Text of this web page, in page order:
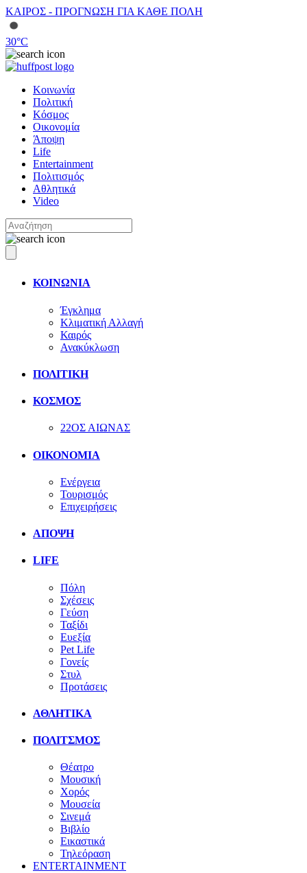
ΚΑΙΡΟΣ - ΠΡΟΓΝΩΣΗ ΓΙΑ ΚΑΘΕ ΠΟΛΗ
30°C
Κοινωνία
Πολιτική
Κόσμος
Οικονομία
Άποψη
Life
Entertainment
Πολιτισμός
Αθλητικά
Video
ΚΟΙΝΩΝΙΑ
Έγκλημα
Κλιματική Αλλαγή
Καιρός
Ανακύκλωση
ΠΟΛΙΤΙΚΗ
ΚΟΣΜΟΣ
22ΟΣ ΑΙΩΝΑΣ
ΟΙΚΟΝΟΜΙΑ
Ενέργεια
Τουρισμός
Επιχειρήσεις
ΑΠΟΨΗ
LIFE
Πόλη
Σχέσεις
Γεύση
Ταξίδι
Ευεξία
Pet Life
Γονείς
Στυλ
Προτάσεις
ΑΘΛΗΤΙΚΑ
ΠΟΛΙΤΣΜΟΣ
Θέατρο
Μουσική
Χορός
Μουσεία
Σινεμά
Βιβλίο
Εικαστικά
Τηλεόραση
ENTERTAINMENT